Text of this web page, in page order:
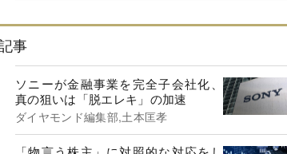
事
ソニーが金融事業を完全子会社化、
真の狙いは「脱エレキ」の加速
ダイヤモンド編集部,土本匡孝